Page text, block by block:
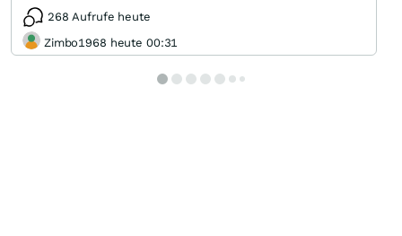
268 Aufrufe heute
Zimbo1968 heute 00:31